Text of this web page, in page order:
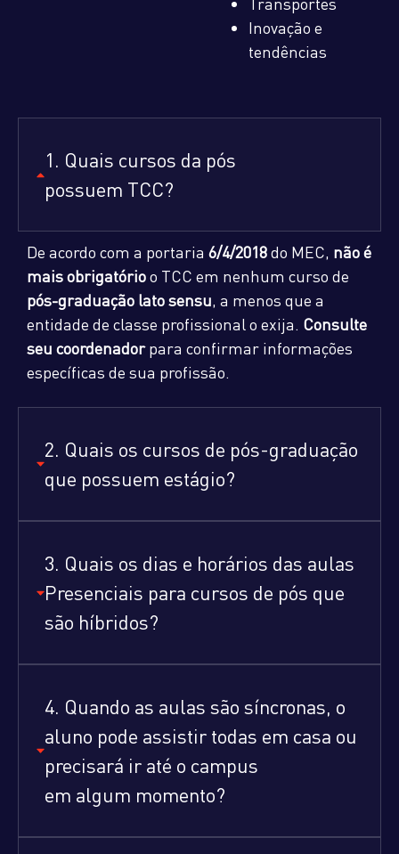
Transportes
Inovação e
tendências
1. Quais cursos da pós
possuem TCC?
De acordo com a portaria 6/4/2018do MEC, não é
mais obrigatórioo TCC em nenhum curso de
pós-graduação lato sensu, a menos que a
entidade de classe profissional o exija. Consulte
seu coordenadorpara confirmar informações
específicas de sua profissão.
2. Quais os cursos de pós-graduação
que possuem estágio?
3. Quais os dias e horários das aulas
Presenciais para cursos de pós que
são híbridos?
4. Quando as aulas são síncronas, o
aluno pode assistir todas em casa ou
precisará ir até o campus
em algum momento?